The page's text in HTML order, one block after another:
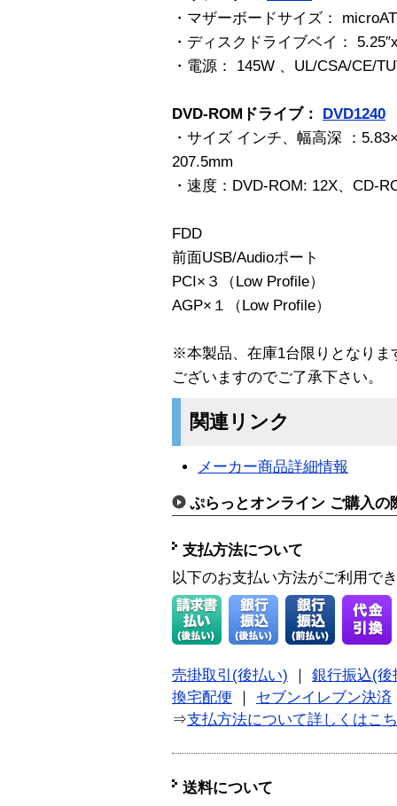
・マザーボードサイズ：
・ディスクドライブベイ：
・電源： 145W 、UL/CSA/CE/
DVD-ROMドライブ： DVD1240
・サイズ インチ、幅高深 ：
207.5mm
・速度：DVD-ROM: 12X、CD-
FDD
前面USB/Audioポート
PCI×３（Low Profile）
AGP×１（Low Profile）
※本製品、在庫1台限りとなりま
ございますのでご了承下さい。
関連リンク
メーカー商品詳細情報
ぷらっとオンライン ご購入の
支払方法について
以下のお支払い方法がご利用で
売掛取引(後払い)
銀行振込(後
換宅配便
セブンイレブン決済
⇒支払方法について詳しくはこ
送料について